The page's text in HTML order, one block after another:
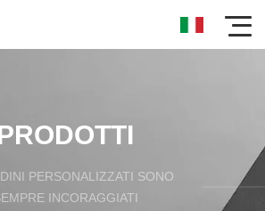
PERSONALIZZATI SONO
INCORAGGIATI